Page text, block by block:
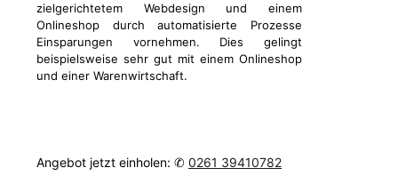
zielgerichtetem Webdesign und einem
Onlineshop durch automatisierte Prozesse
Einsparungen vornehmen. Dies gelingt
beispielsweise sehr gut mit einem Onlineshop
und einer Warenwirtschaft.
Angebot jetzt einholen: ✆ 0261 39410782